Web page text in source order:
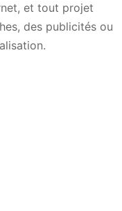
et tout projet
des publicités ou